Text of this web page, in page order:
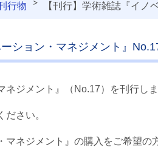
行物 【刊行】学術雑誌『イノ
ション・マネジメント』
ジメント』（No.17）を刊行しま
ださい。
ネジメント』の購入をご希望の